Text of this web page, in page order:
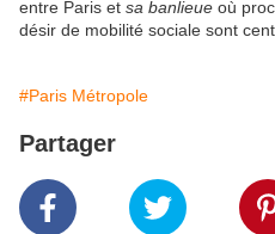
entre Paris et sa banlieue où
désir de mobilité sociale sont
#Paris Métropole
Partager